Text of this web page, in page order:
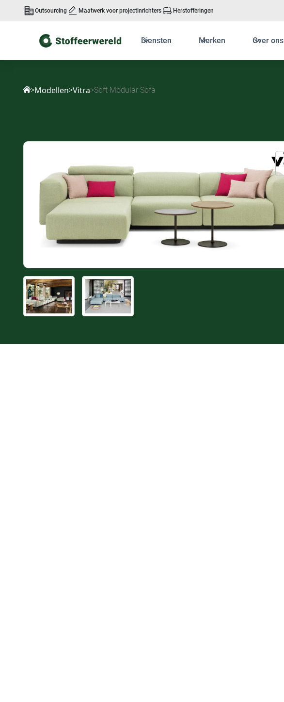
Outsourcing Maatwerk voor projectinrichters Herstofferingen
Diensten Merken Over ons
>Modellen>Vitra>Soft Modular Sofa